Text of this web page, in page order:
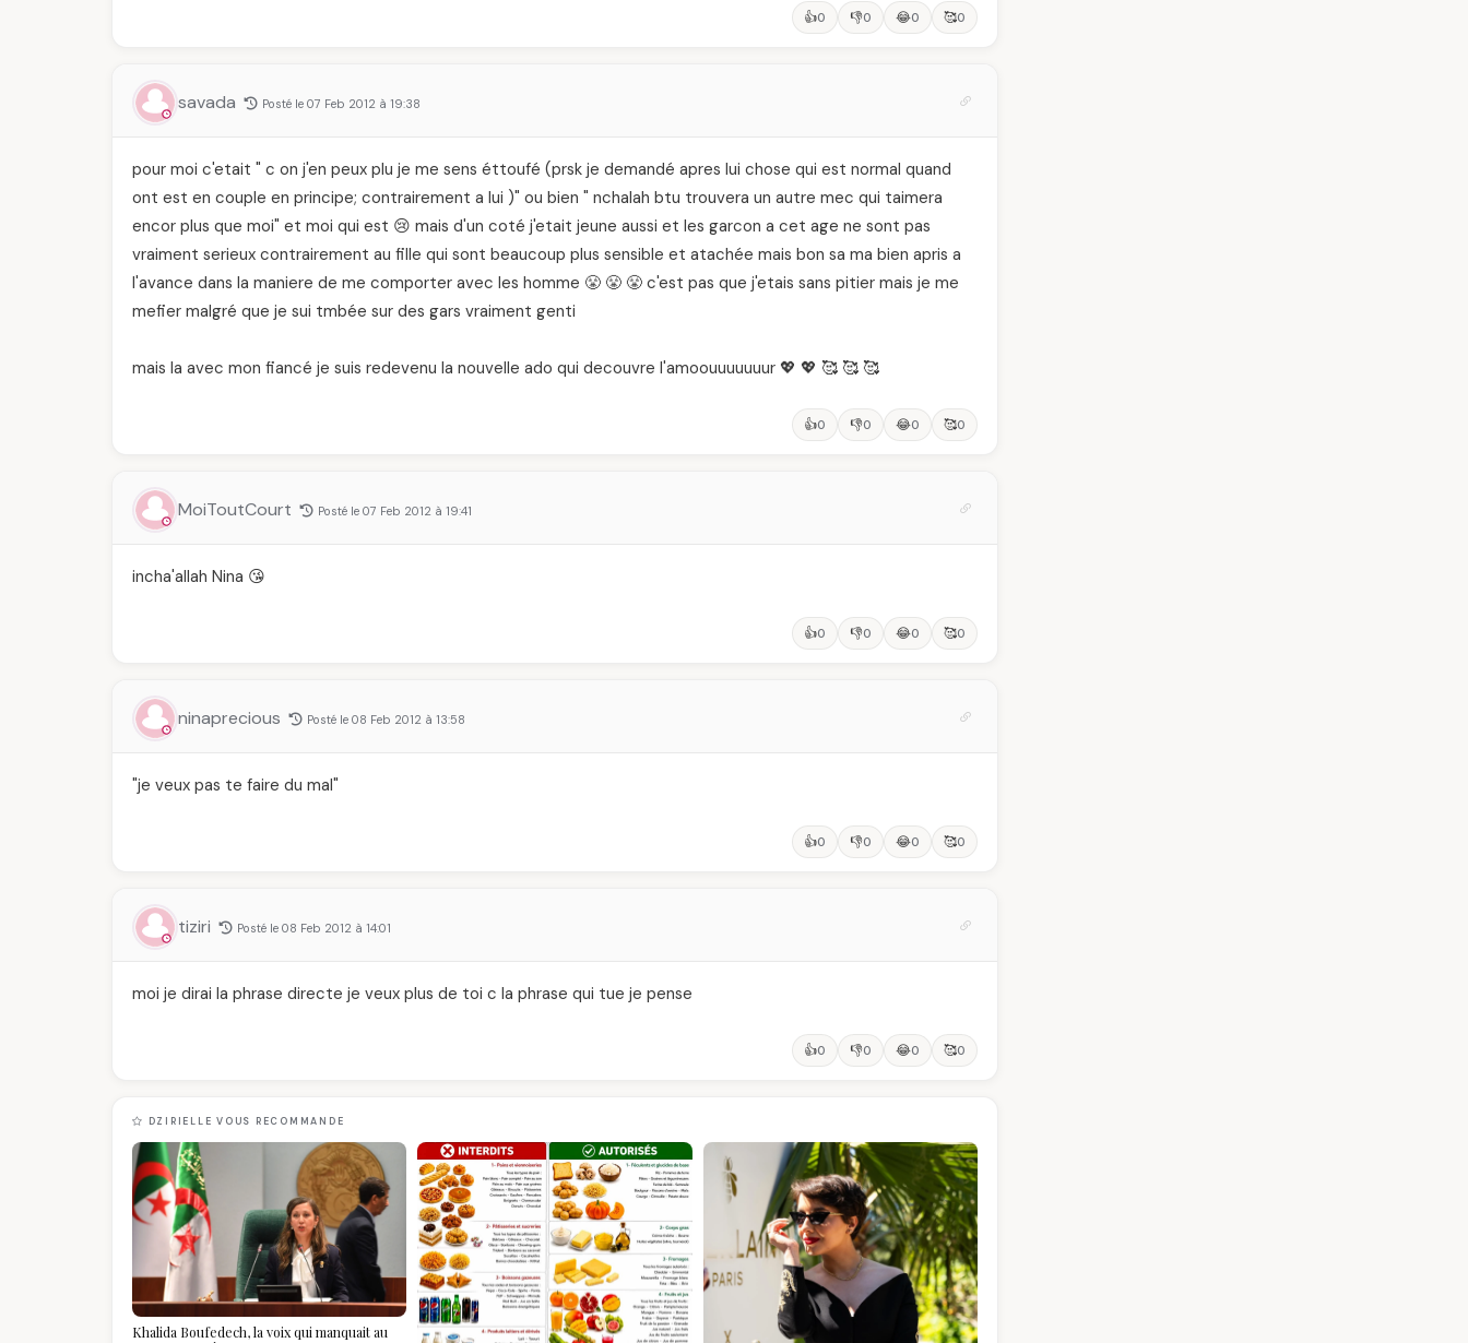
👍0 👎0 😂0 🥰0
savada Posté le 07 Feb 2012 à 19:38
pour moi c'etait " c on j'en peux plu je me sens éttoufé (prsk je demandé apres lui chose qui est normal quand
ont est en couple en principe; contrairement a lui )" ou bien " nchalah btu trouvera un autre mec qui taimera
encor plus que moi" et moi qui est 😢 mais d'un coté j'etait jeune aussi et les garcon a cet age ne sont pas
vraiment serieux contrairement au fille qui sont beaucoup plus sensible et atachée mais bon sa ma bien apris a
l'avance dans la maniere de me comporter avec les homme 😤 😤 😤 c'est pas que j'etais sans pitier mais je me
mefier malgré que je sui tmbée sur des gars vraiment genti
mais la avec mon fiancé je suis redevenu la nouvelle ado qui decouvre l'amoouuuuuuur 💖 💖 🥰 🥰 🥰
👍0 👎0 😂0 🥰0
MoiToutCourt Posté le 07 Feb 2012 à 19:41
incha'allah Nina 😘
👍0 👎0 😂0 🥰0
ninaprecious Posté le 08 Feb 2012 à 13:58
"je veux pas te faire du mal"
👍0 👎0 😂0 🥰0
tiziri Posté le 08 Feb 2012 à 14:01
moi je dirai la phrase directe je veux plus de toi c la phrase qui tue je pense
👍0 👎0 😂0 🥰0
DZIRIELLE VOUS RECOMMANDE
Khalida Boufedech, la voix qui manquait au